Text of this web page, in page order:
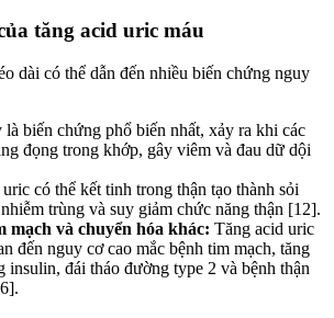
tăng acid uric máu
dài có thể dẫn đến nhiều biến chứng nguy
biến chứng phổ biến nhất, xảy ra khi các
đọng trong khớp, gây viêm và đau dữ dội
có thể kết tinh trong thận tạo thành sỏi
trùng và suy giảm chức năng thận [12].
mạch và chuyển hóa khác: Tăng acid uric
đến nguy cơ cao mắc bệnh tim mạch, tăng
insulin, đái tháo đường type 2 và bệnh thận